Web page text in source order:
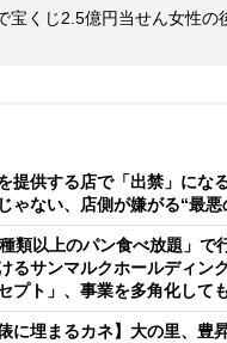
くじ2.5億円当せん女性の
提供する店で「出禁」に
ゃない、店側が嫌がる“最悪
類以上のパン食べ放題」で
るサンマルクホールディ
プト」、事業を多角化して
に埋まるカネ】大の里、豊